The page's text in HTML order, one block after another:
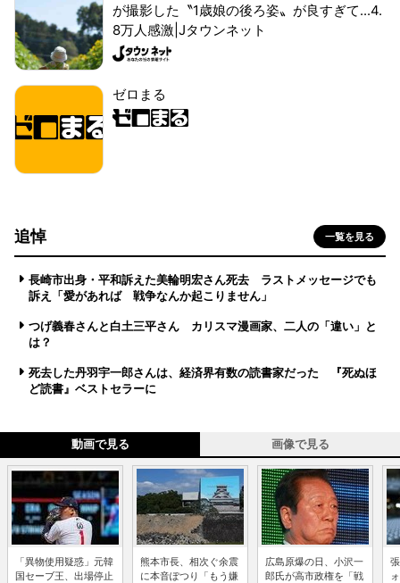
が撮影した〝1歳娘の後ろ姿〟が良すぎて...4.
8万人感激|Jタウンネット
ゼロまる
追悼 一覧を見る
長崎市出身・平和訴えた美輪明宏さん死去 ラストメッセージでも
訴え「愛があれば 戦争なんか起こりません」
つげ義春さんと白土三平さん カリスマ漫画家、二人の「違い」と
は？
死去した丹羽宇一郎さんは、経済界有数の読書家だった 『死ぬほ
ど読書』ベストセラーに
動画で見る 画像で見る
「異物使用疑惑」元韓
国セーブ王、出場停止
熊本市長、相次ぐ余震
に本音ぽつり「もう嫌
広島原爆の日、小沢一
郎氏が高市政権を「戦